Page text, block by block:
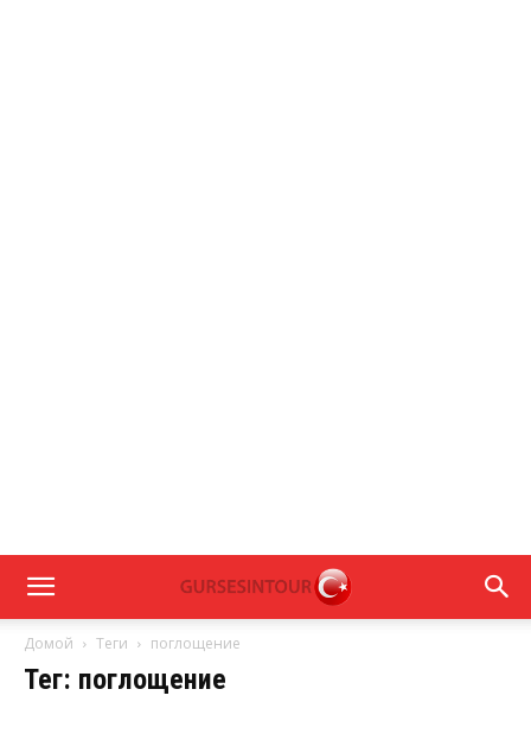
Домой Теги поглощение
Тег: поглощение